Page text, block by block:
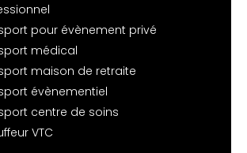
pour évènement privé
médical
maison de retraite
évènementiel
centre de soins
VTC